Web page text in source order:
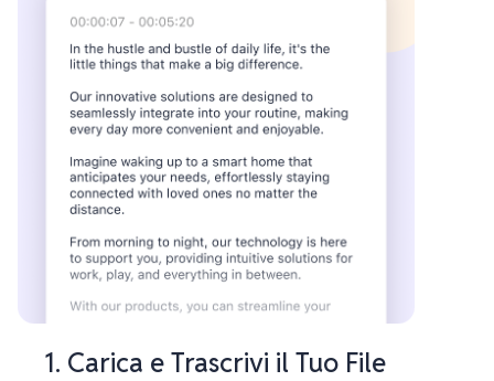
1. Carica e Trascrivi il Tuo File